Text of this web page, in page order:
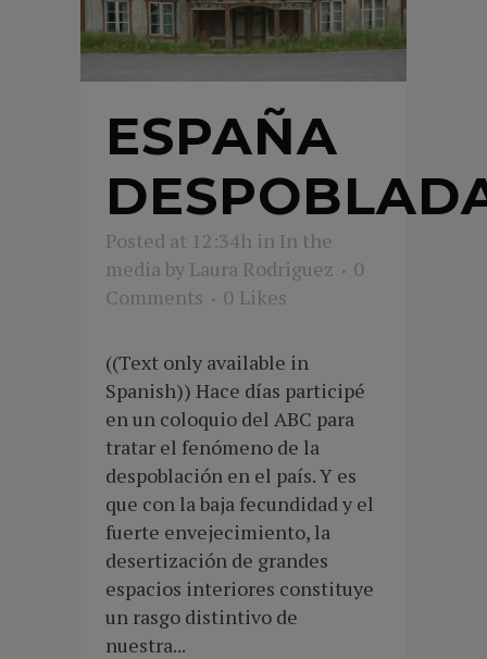
ESPAÑA
Posted at 12:34h in In the
media by Laura Rodriguez
0
Comments
0 Likes
((Text only available in
Spanish)) Hace días participé
en un coloquio del ABC para
tratar el fenómeno de la
despoblación en el país. Y es
que con la baja fecundidad y el
fuerte envejecimiento, la
desertización de grandes
espacios interiores constituye
un rasgo distintivo de
nuestra...